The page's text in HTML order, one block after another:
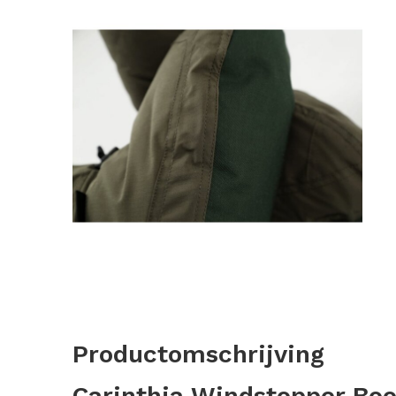
Productomschrijving